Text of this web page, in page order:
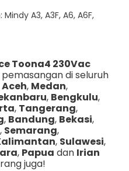
A3, A3F, A6, A6F,
Toona4 230Vac
di seluruh
, Medan,
, Bengkulu,
, Tangerang,
, Bandung, Bekasi,
, Semarang,
, Sulawesi,
, Papua dan Irian
juga!